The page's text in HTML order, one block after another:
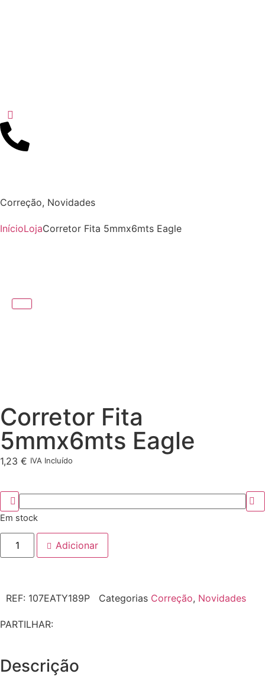
Correção, Novidades
InícioLojaCorretor Fita 5mmx6mts Eagle
Corretor Fita
5mmx6mts Eagle
1,23 € IVA Incluído
Em stock
Adicionar
REF: 107EATY189P Categorias Correção, Novidades
PARTILHAR:
Descrição